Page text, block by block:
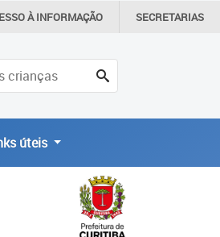
ÀINFORMAÇÃO SECRETARIAS
úteis